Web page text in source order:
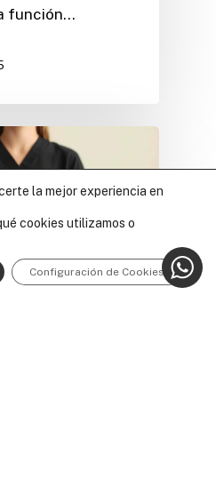
función…
la mejor experiencia en
cookies utilizamos o
Configuración de Cookies